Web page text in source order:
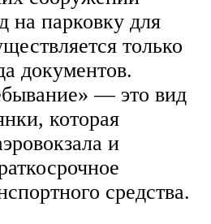
на парковку для
только
документов.
— это вид
которая
и
средства.